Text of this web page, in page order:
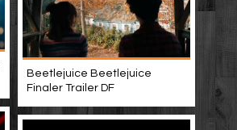
Beetlejuice Beetlejuice
Finaler Trailer DF